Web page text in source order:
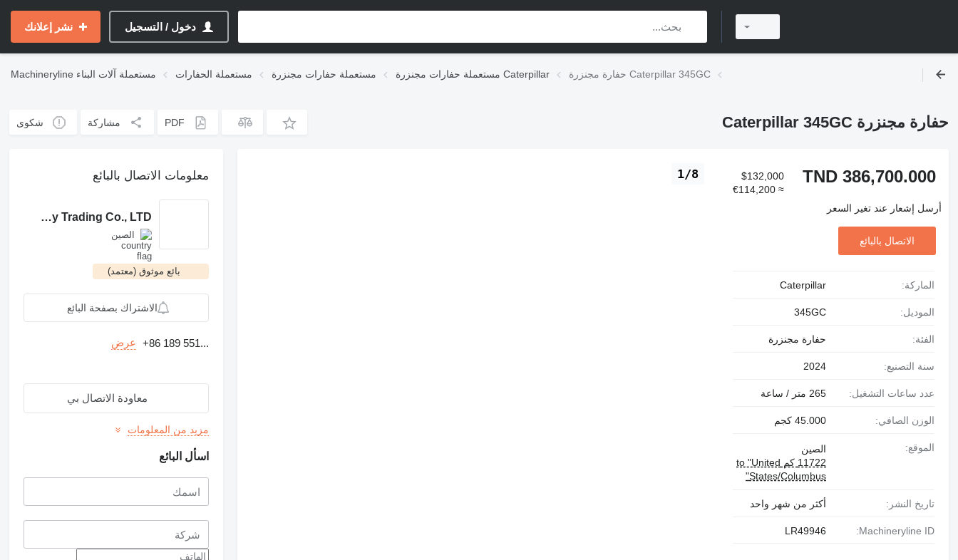
دخول / التسجيل نشر إعلانك
Machineryline مستعملة آلات البناء مستعملة الحفارات مستعملة حفارات مجنزرة مستعملة حفارات مجنزرة Caterpillar حفارة مجنزرة Caterpillar 345GC
حفارة مجنزرة Caterpillar 345GC PDF مشاركة شكوى
1/8 TND 386,700.000
$132,000
≈ €114,200
أرسل إشعار عند تغير السعر
الاتصال بالبائع
الماركة: Caterpillar
الموديل: 345GC
الفئة: حفارة مجنزرة
سنة التصنيع: 2024
عدد ساعات التشغيل: 265 متر / ساعة
الوزن الصافي: 45.000 كجم
الموقع:
الصين
11722 كم to "United
States/Columbus"
تاريخ النشر: أكثر من شهر واحد
Machineryline ID:
LR49946
معلومات الاتصال بالبائع
Shanghai Mingcang Machinery Trading Co., LTD.
الصين
بائع موثوق (معتمد)
الاشتراك بصفحة البائع
+86 189 551... عرض
معاودة الاتصال بي
مزيد من المعلومات
اسأل البائع